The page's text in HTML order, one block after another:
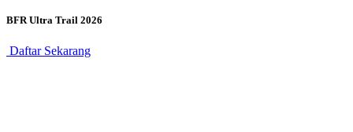
BFR Ultra Trail 2026
Daftar Sekarang